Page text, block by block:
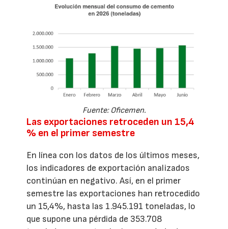
Fuente: Oficemen.
Las exportaciones retroceden un 15,4
% en el primer semestre
En línea con los datos de los últimos meses,
los indicadores de exportación analizados
continúan en negativo. Así, en el primer
semestre las exportaciones han retrocedido
un 15,4%, hasta las 1.945.191 toneladas, lo
que supone una pérdida de 353.708